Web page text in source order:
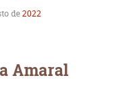
de2022
Amaral